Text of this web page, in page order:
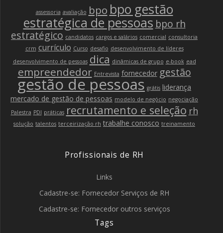
assessoria avaliação bpo bpo gestão
estratégica de pessoas bpo rh
estratégico candidatos cargos e salários comercial consultoria
crm currículo Curso desafio desenvolvimento de líderes
desenvolvimento de pessoas dica dinâmicas de grupo e-book ead
empreendedor Entrevista fornecedor gestão
gestão de pessoas grátis liderança
mercado de gestão de pessoas modelo de negócio negociação
Palestra PDI práticas recrutamento e seleção rh
solução talentos terceirização rh trabalhe conosco treinamento
Profissionais de RH
Links
Cadastre-se: Fornecedor Serviços de RH
Cadastre-se: Fornecedor outros serviços
Tags